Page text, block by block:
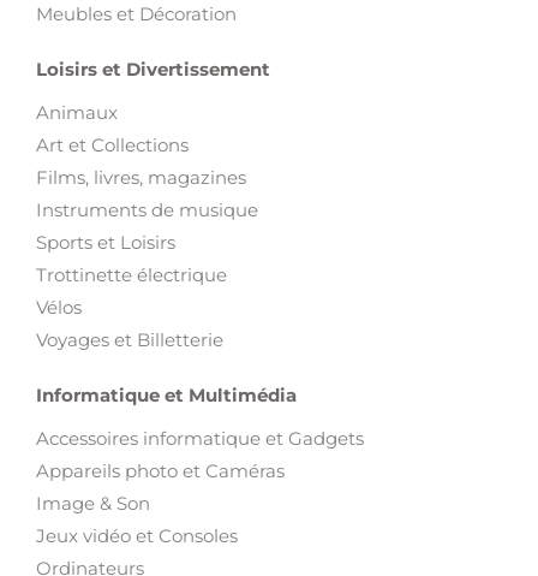
Meubles et Décoration
Loisirs et Divertissement
Animaux
Art et Collections
Films, livres, magazines
Instruments de musique
Sports et Loisirs
Trottinette électrique
Vélos
Voyages et Billetterie
Informatique et Multimédia
Accessoires informatique et Gadgets
Appareils photo et Caméras
Image & Son
Jeux vidéo et Consoles
Ordinateurs